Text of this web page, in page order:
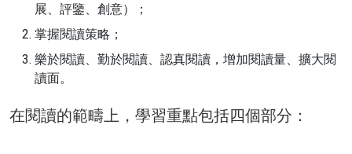
展、評鑒、創意）；
掌握閱讀策略；
樂於閱讀、勤於閱讀、認真閱讀，增加閱讀量、擴大閱
讀面。
在閱讀的範疇上，學習重點包括四個部分：